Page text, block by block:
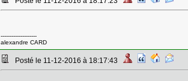
--------------------
alexandre CARD
Posté le 11-12-2016 à 18:17:43